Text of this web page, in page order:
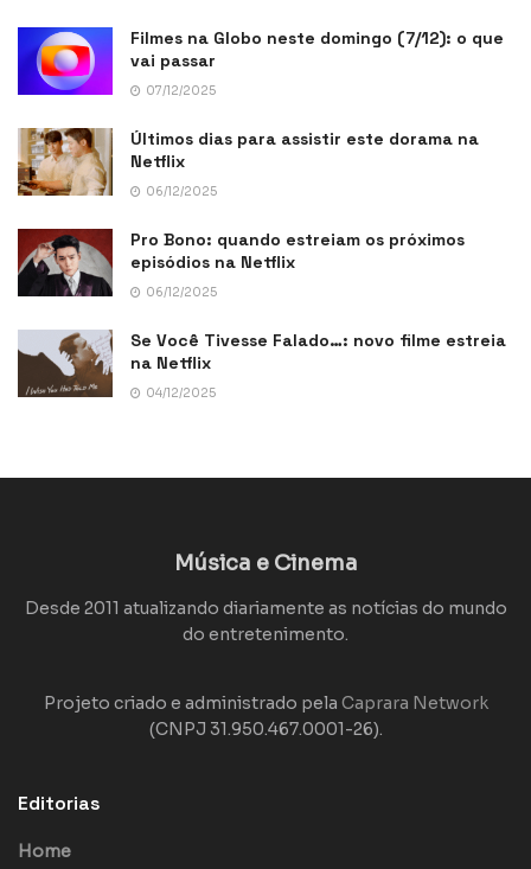
Filmes na Globo neste domingo (7/12): o que
vai passar
07/12/2025
Últimos dias para assistir este dorama na
Netflix
06/12/2025
Pro Bono: quando estreiam os próximos
episódios na Netflix
06/12/2025
Se Você Tivesse Falado…: novo filme estreia
na Netflix
04/12/2025
Música e Cinema
Desde 2011 atualizando diariamente as notícias do mundo
do entretenimento.
Projeto criado e administrado pela Caprara Network
(CNPJ 31.950.467.0001-26).
Editorias
Home